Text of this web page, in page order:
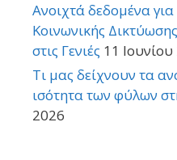
Ανοιχτά δεδομένα
Κοινωνικής
στις Γενιές 11
Τι μας δείχνουν τα
ισότητα των φύλων
2026